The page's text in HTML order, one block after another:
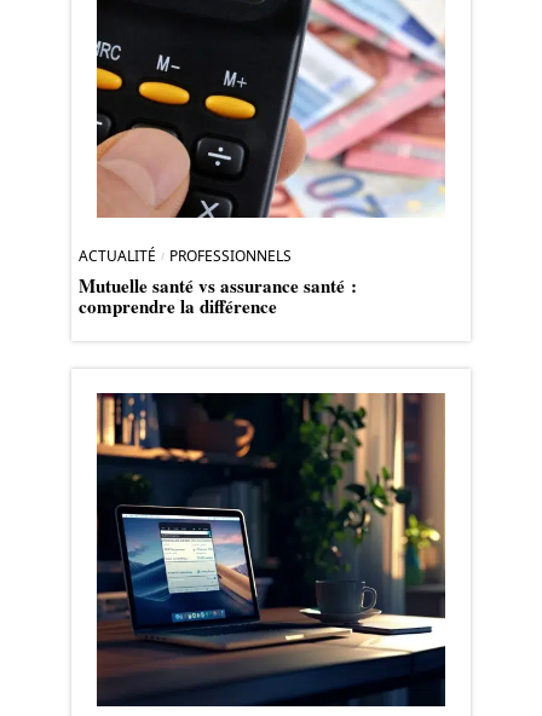
ACTUALITÉ PROFESSIONNELS
Mutuelle santé vs assurance santé :
comprendre la différence